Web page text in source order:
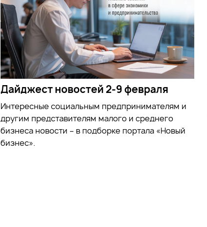
Дайджест новостей 2-9 февраля
Интересные социальным предпринимателям и
другим представителям малого и среднего
бизнеса новости – в подборке портала «Новый
бизнес».